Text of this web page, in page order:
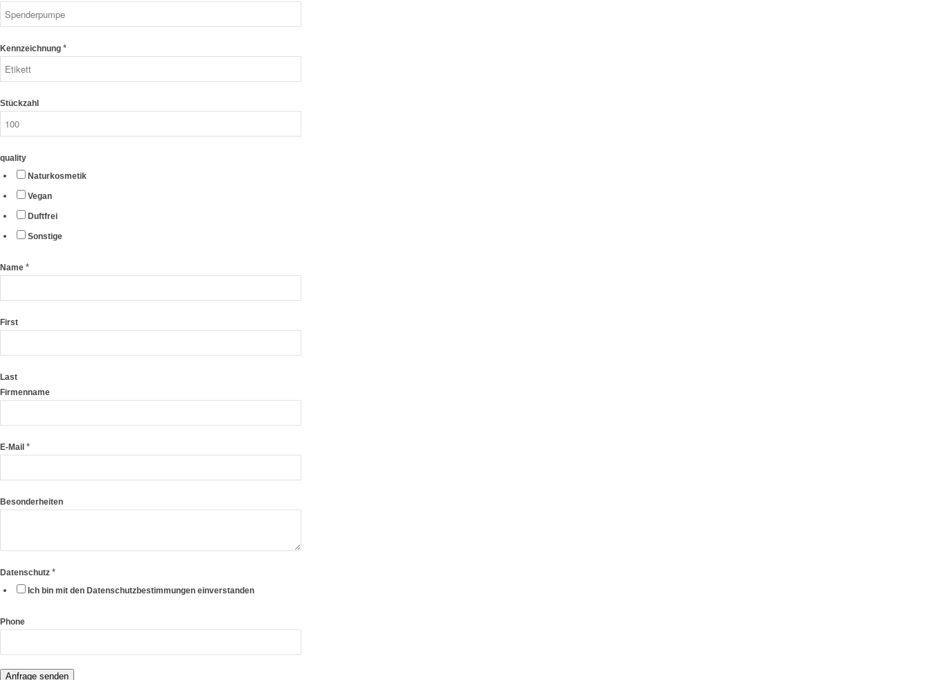
Kennzeichnung *
Stückzahl
quality
Naturkosmetik
Vegan
Duftfrei
Sonstige
Name *
First
Last
Firmenname
E-Mail *
Besonderheiten
Datenschutz *
Ich bin mit den Datenschutzbestimmungen einverstanden
Phone
Anfrage senden